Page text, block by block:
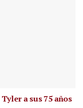
a sus 75 años